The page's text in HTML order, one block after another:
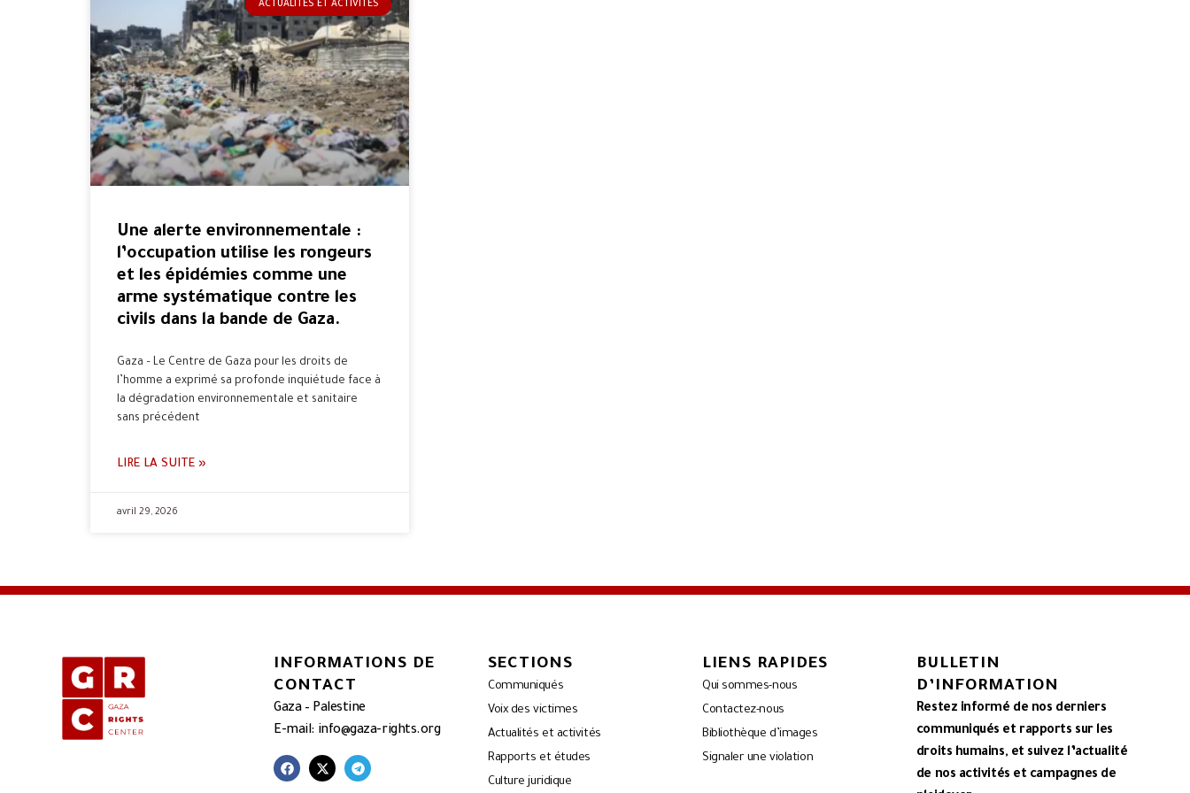
ACTUALITÉS ET ACTIVITÉS
Une alerte environnementale :
l’occupation utilise les rongeurs
et les épidémies comme une
arme systématique contre les
civils dans la bande de Gaza.
Gaza – Le Centre de Gaza pour les droits de
l’homme a exprimé sa profonde inquiétude face à
la dégradation environnementale et sanitaire
sans précédent
LIRE LA SUITE »
avril 29, 2026
INFORMATIONS DE
CONTACT
Gaza – Palestine
E-mail: info@gaza-rights.org
SECTIONS
Communiqués
Voix des victimes
Actualités et activités
Rapports et études
Culture juridique
LIENS RAPIDES
Qui sommes-nous
Contactez-nous
Bibliothèque d’images
Signaler une violation
BULLETIN
D’INFORMATION
Restez informé de nos derniers
communiqués et rapports sur les
droits humains, et suivez l’actualité
de nos activités et campagnes de